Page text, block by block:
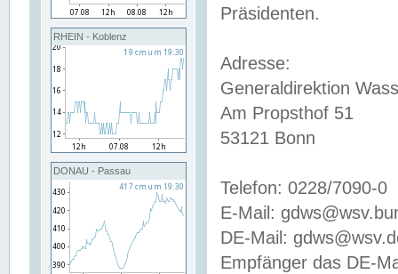
RHEIN - Koblenz
DONAU - Passau
Präsidenten.
Adresse:
Generaldirektion
Am Propsthof 51
53121 Bonn
Telefon: 0228/7090-0
E-Mail:
DE-Mail:
Empfänger das DE-